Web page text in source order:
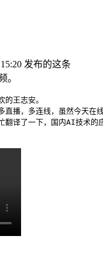
发布的这条
。
王志安。
直播，多连线，虽然今天在
翻译了一下，国内AI技术的